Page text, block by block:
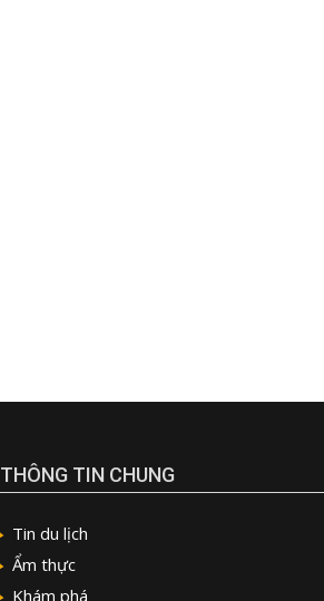
THÔNG TIN CHUNG
Tin du lịch
Ẩm thực
Khám phá